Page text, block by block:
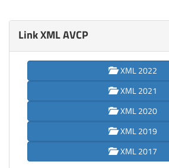
Link XML AVCP
XML 2022
XML 2021
XML 2020
XML 2019
XML 2017